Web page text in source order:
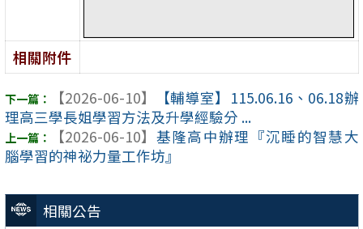
相關公告
相關附件
【2026-06-10】
【輔導室】115.06.16、06.18辦
理高三學長姐學習方法及升學經驗分 ...
【2026-06-10】 基隆高中辦理『沉睡的智慧大
腦學習的神祕力量工作坊』